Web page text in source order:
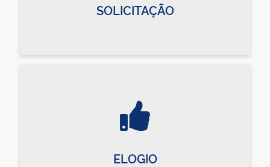
SOLICITAÇÃO
ELOGIO